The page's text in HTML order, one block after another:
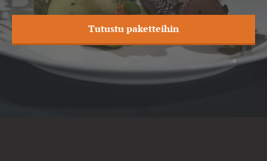
Tutustu paketteihin